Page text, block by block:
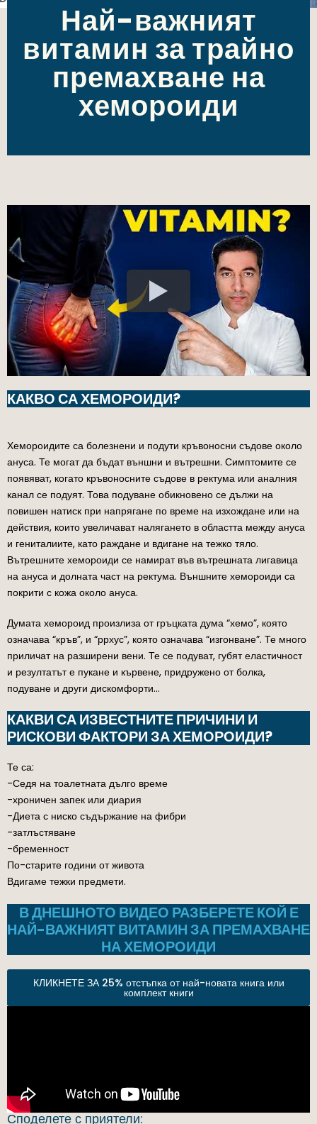
Най-важният
витамин за трайно
премахване на
хемороиди
КАКВО СА ХЕМОРОИДИ?
Хемороидите са болезнени и подути кръвоносни съдове около
ануса. Те могат да бъдат външни и вътрешни. Симптомите се
появяват, когато кръвоносните съдове в ректума или аналния
канал се подуят. Това подуване обикновено се дължи на
повишен натиск при напрягане по време на изхождане или на
действия, които увеличават налягането в областта между ануса
и гениталиите, като раждане и вдигане на тежко тяло.
Вътрешните хемороиди се намират във вътрешната лигавица
на ануса и долната част на ректума. Външните хемороиди са
покрити с кожа около ануса.
Думата хемороид произлиза от гръцката дума “хемо”, която
означава “кръв”, и “ррхус”, която означава “изгонване”. Те много
приличат на разширени вени. Те се подуват, губят еластичност
и резултатът е пукане и кървене, придружено от болка,
подуване и други дискомфорти…
КАКВИ СА ИЗВЕСТНИТЕ ПРИЧИНИ И
РИСКОВИ ФАКТОРИ ЗА ХЕМОРОИДИ?
Те са:
-Седя на тоалетната дълго време
-хроничен запек или диария
-Диета с ниско съдържание на фибри
-затлъстяване
-бременност
По-старите години от живота
Вдигаме тежки предмети.
В ДНЕШНОТО ВИДЕО РАЗБЕРЕТЕ КОЙ Е
НАЙ-ВАЖНИЯТ ВИТАМИН ЗА ПРЕМАХВАНЕ
НА ХЕМОРОИДИ
КЛИКНЕТЕ ЗА 25% отстъпка от най-новата книга или
комплект книги
Споделете с приятели: